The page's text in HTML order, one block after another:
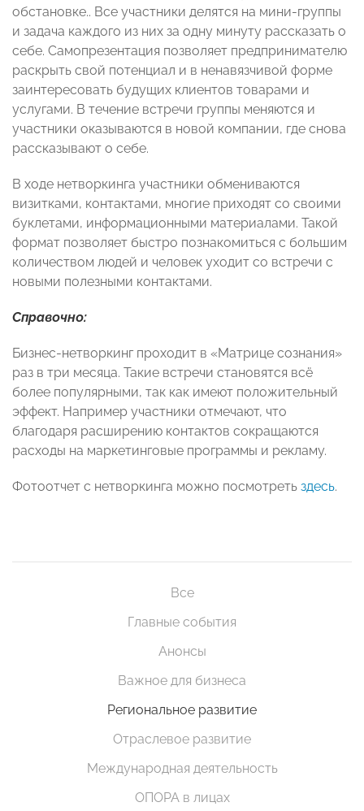
обстановке.. Все участники делятся на мини-группы
и задача каждого из них за одну минуту рассказать о
себе. Самопрезентация позволяет предпринимателю
раскрыть свой потенциал и в ненавязчивой форме
заинтересовать будущих клиентов товарами и
услугами. В течение встречи группы меняются и
участники оказываются в новой компании, где снова
рассказывают о себе.
В ходе нетворкинга участники обмениваются
визитками, контактами, многие приходят со своими
буклетами, информационными материалами. Такой
формат позволяет быстро познакомиться с большим
количеством людей и человек уходит со встречи с
новыми полезными контактами.
Справочно:
Бизнес-нетворкинг проходит в «Матрице сознания»
раз в три месяца. Такие встречи становятся всё
более популярными, так как имеют положительный
эффект. Например участники отмечают, что
благодаря расширению контактов сокращаются
расходы на маркетинговые программы и рекламу.
Фотоотчет с нетворкинга можно посмотреть здесь.
Все
Главные события
Анонсы
Важное для бизнеса
Региональное развитие
Отраслевое развитие
Международная деятельность
ОПОРА в лицах